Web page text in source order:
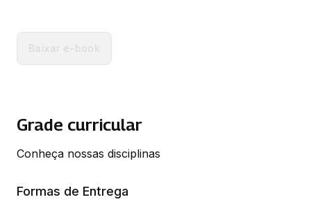
Grade curricular
Conheça nossas disciplinas
Formas de Entrega